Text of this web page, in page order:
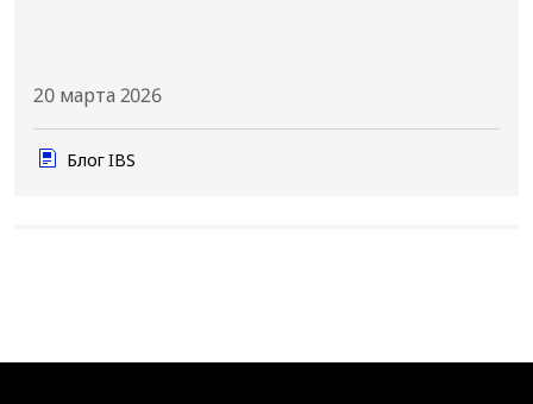
20 марта 2026
Блог IBS